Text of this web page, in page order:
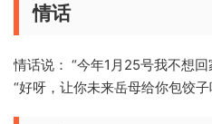
情话
情话说： “今年1月25号我不想
“好呀，让你未来岳母给你包饺